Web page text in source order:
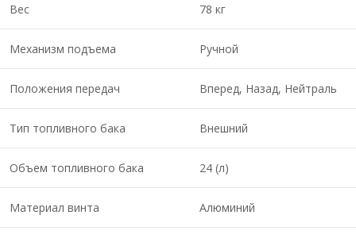
Вес 78 кг
Механизм подъема Ручной
Положения передач Вперед, Назад, Нейтраль
Тип топливного бака Внешний
Объем топливного бака 24 (л)
Материал винта Алюминий